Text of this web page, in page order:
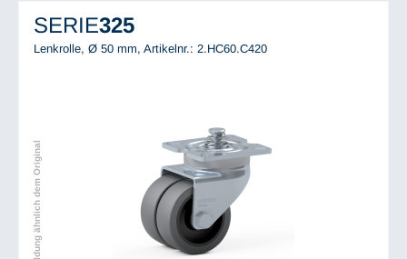
SERIE325
Lenkrolle, Ø 50 mm, Artikelnr.: 2.HC60.C420
Abbildung ähnlich dem Original